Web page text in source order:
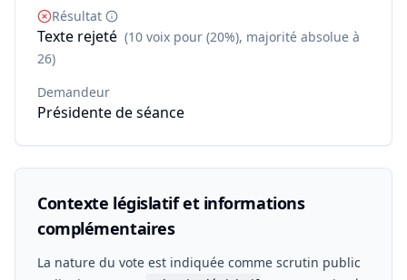
Résultat
Texte rejeté (10 voix pour (20%), majorité absolue à
26)
Demandeur
Présidente de séance
Contexte législatif et informations
complémentaires
La nature du vote est indiquée comme scrutin public